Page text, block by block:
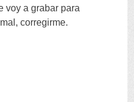
voy a grabar para
,corregirme.